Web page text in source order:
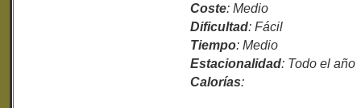
Coste: Medio
Dificultad: Fácil
Tiempo: Medio
Estacionalidad: Todo el año
Calorías: